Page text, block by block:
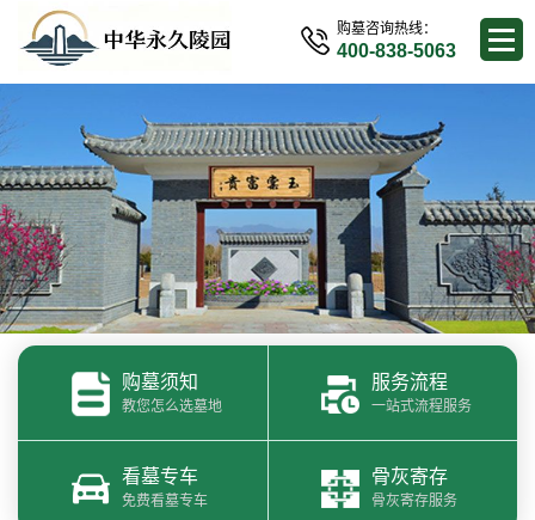
购墓咨询热线：
400-838-5063
购墓须知
教您怎么选墓地
服务流程
一站式流程服务
看墓专车
免费看墓专车
骨灰寄存
骨灰寄存服务